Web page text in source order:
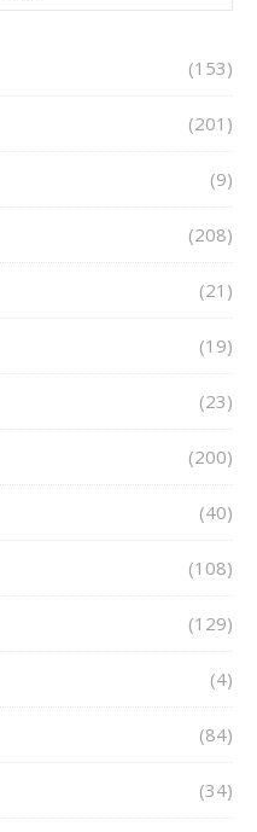
(153)
(201)
(9)
(208)
(21)
(19)
(23)
(200)
(40)
(108)
(129)
(4)
(84)
(34)